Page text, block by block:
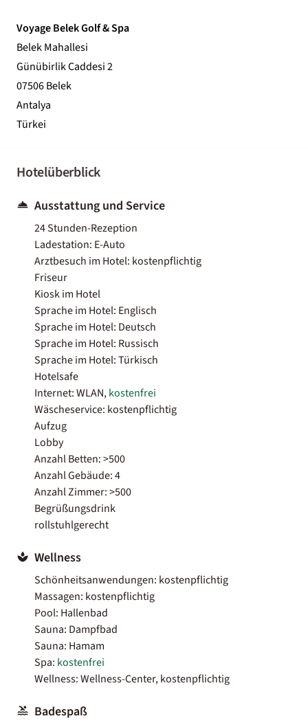
Voyage Belek Golf & Spa
Belek Mahallesi
Günübirlik Caddesi 2
07506 Belek
Antalya
Türkei
Hotelüberblick
Ausstattung und Service
24 Stunden-Rezeption
Ladestation: E-Auto
Arztbesuch im Hotel: kostenpflichtig
Friseur
Kiosk im Hotel
Sprache im Hotel: Englisch
Sprache im Hotel: Deutsch
Sprache im Hotel: Russisch
Sprache im Hotel: Türkisch
Hotelsafe
Internet: WLAN,kostenfrei
Wäscheservice: kostenpflichtig
Aufzug
Lobby
Anzahl Betten: >500
Anzahl Gebäude: 4
Anzahl Zimmer: >500
Begrüßungsdrink
rollstuhlgerecht
Wellness
Schönheitsanwendungen: kostenpflichtig
Massagen: kostenpflichtig
Pool: Hallenbad
Sauna: Dampfbad
Sauna: Hamam
Spa: kostenfrei
Wellness: Wellness-Center, kostenpflichtig
Badespaß